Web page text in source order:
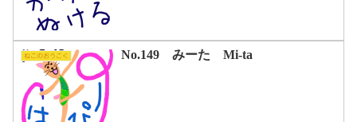
ねこのおうこく No.149 みーた Mi-ta